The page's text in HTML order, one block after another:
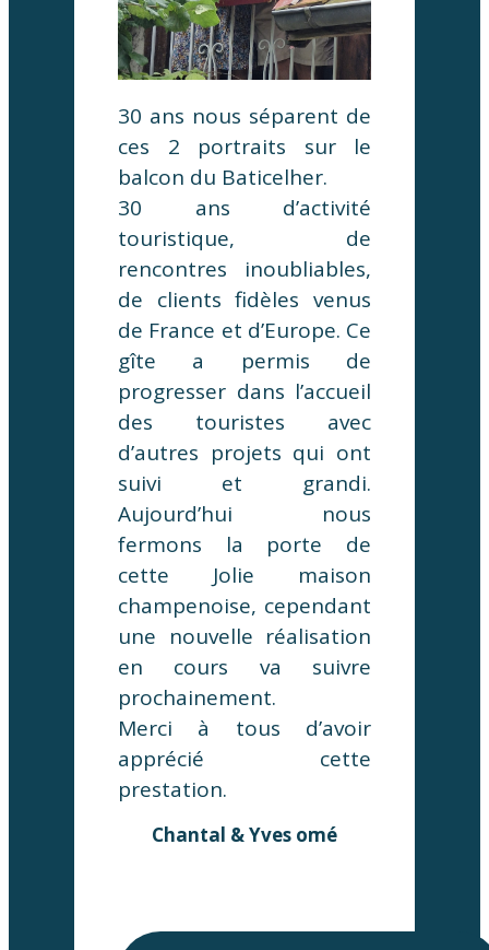
30 ans nous séparent de
ces 2 portraits sur le
balcon du Baticelher.
30 ans d’activité
touristique, de
rencontres inoubliables,
de clients fidèles venus
de France et d’Europe. Ce
gîte a permis de
progresser dans l’accueil
des touristes avec
d’autres projets qui ont
suivi et grandi.
Aujourd’hui nous
fermons la porte de
cette Jolie maison
champenoise, cependant
une nouvelle réalisation
en cours va suivre
prochainement.
Merci à tous d’avoir
apprécié cette
prestation.
Chantal & Yves omé